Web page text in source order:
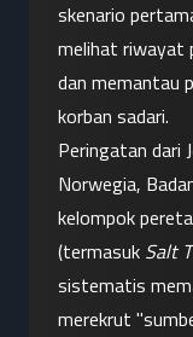
skenario
melihat riwayat
dan memantau
korban sadari.
Peringatan dari
Norwegia,
kelompok
(termasuk Salt
sistematis
merekrut